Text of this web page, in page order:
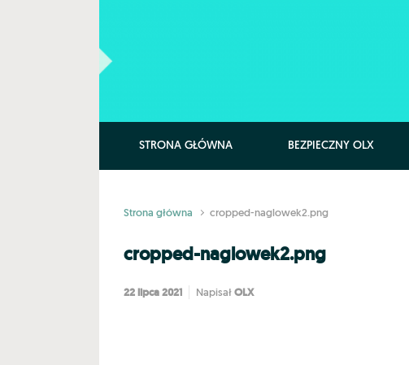
STRONA GŁÓWNA BEZPIECZNY OLX
Strona główna cropped-naglowek2.png
cropped-naglowek2.png
22 lipca 2021 Napisał OLX